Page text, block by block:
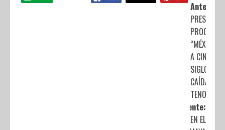
Anterior:
“MÉXICO
A CINCO
SIGLOS DE
CAÍDA DE
Siguiente:
REABREN EL